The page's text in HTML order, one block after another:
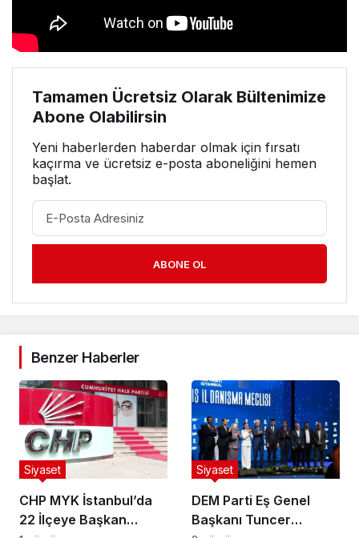
Tamamen Ücretsiz Olarak Bültenimize
Abone Olabilirsin
Yeni haberlerden haberdar olmak için fırsatı
kaçırma ve ücretsiz e-posta aboneliğini hemen
başlat.
ABONE OL
Benzer Haberler
CHP MYK İstanbul’da
22 İlçeye Başkan
Siyaset
DEM Parti Eş Genel
Başkanı Tuncer
Siyaset